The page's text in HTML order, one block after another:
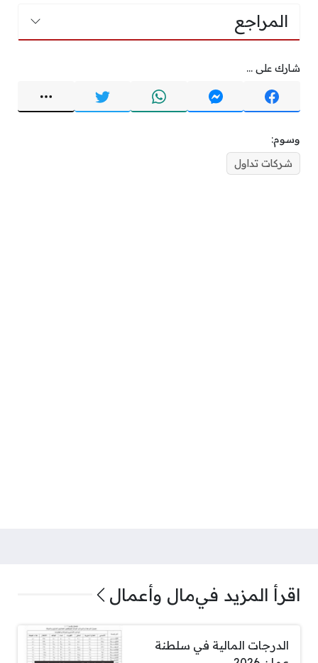
المراجع
شارك على ...
وسوم:
شركات تداول
اقرأ المزيد فيمال وأعمال
الدرجات المالية في سلطنة